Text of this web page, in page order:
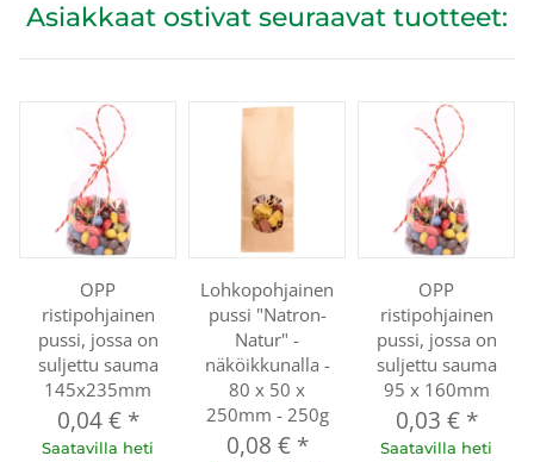
Asiakkaat ostivat seuraavat tuotteet:
OPP
ristipohjainen
pussi, jossa on
suljettu sauma
145x235mm
0,04 € *
Saatavilla heti
Lohkopohjainen
pussi "Natron-
Natur" -
näköikkunalla -
80 x 50 x
250mm - 250g
0,08 € *
OPP
ristipohjainen
pussi, jossa on
suljettu sauma
95 x 160mm
0,03 € *
Saatavilla heti